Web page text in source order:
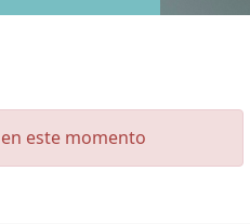
este momento